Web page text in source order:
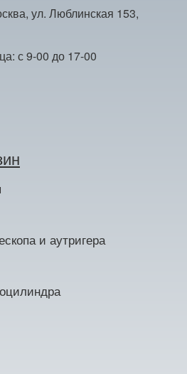
ул. Люблинская 153,
с 9-00 до 17-00
и аутригера